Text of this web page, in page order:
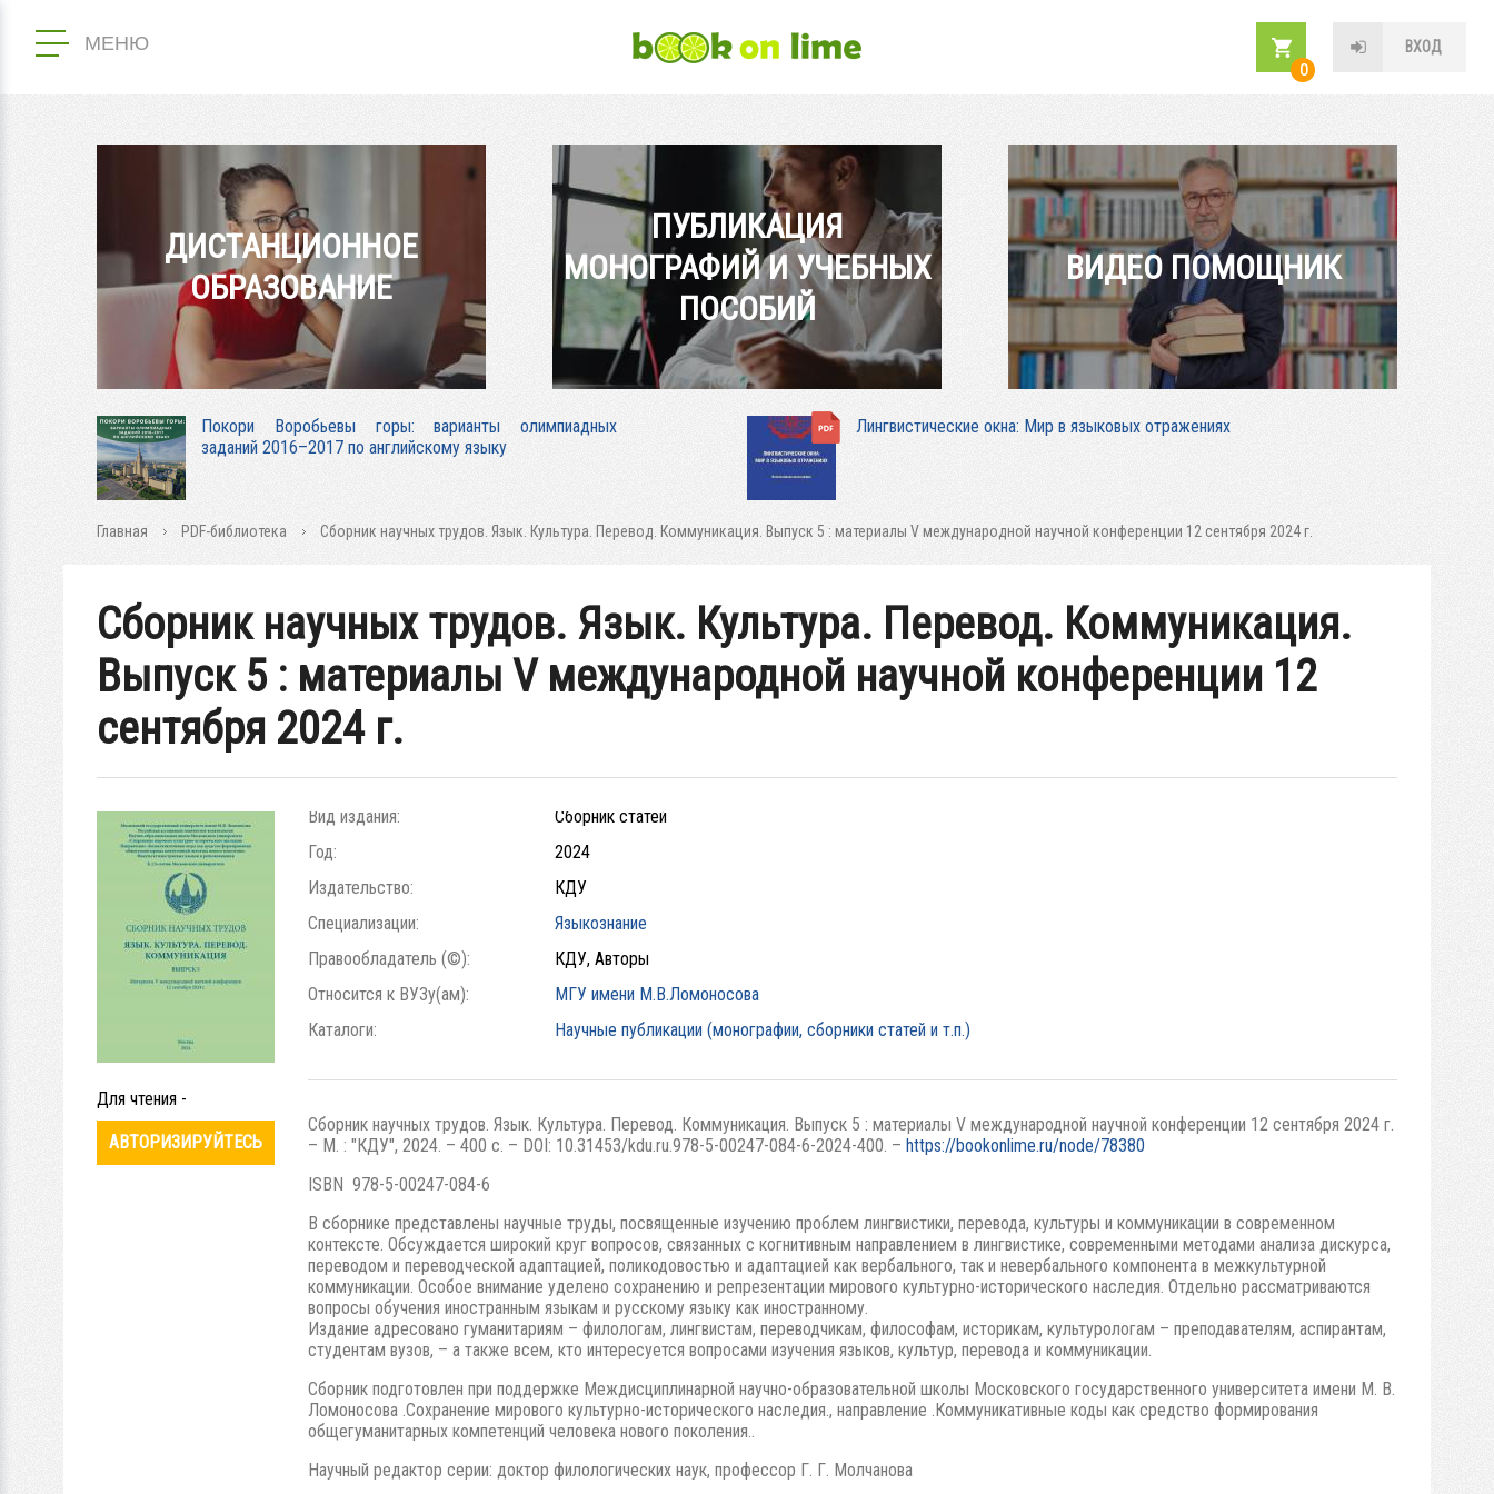
МЕНЮ
ВХОД
0
ДИСТАНЦИОННОЕ
ОБРАЗОВАНИЕ
ПУБЛИКАЦИЯ
МОНОГРАФИЙ И УЧЕБНЫХ
ПОСОБИЙ
ВИДЕО ПОМОЩНИК
Покори Воробьевы горы: варианты олимпиадных
заданий 2016–2017 по английскому языку
Лингвистические окна: Мир в языковых отражениях
Главная PDF-библиотека Сборник научных трудов. Язык. Культура. Перевод. Коммуникация. Выпуск 5 : материалы V международной научной конференции 12 сентября 2024 г.
Сборник научных трудов. Язык. Культура. Перевод. Коммуникация.
Выпуск 5 : материалы V международной научной конференции 12
сентября 2024 г.
Для чтения -
АВТОРИЗИРУЙТЕСЬ
Вид издания:
Сборник статей
Год:
2024
Издательство:
КДУ
Специализации:
Языкознание
Правообладатель (©):
КДУ, Авторы
Относится к ВУЗу(ам):
МГУ имени М.В.Ломоносова
Каталоги:
Научные публикации (монографии, сборники статей и т.п.)
Сборник научных трудов. Язык. Культура. Перевод. Коммуникация. Выпуск 5 : материалы V международной научной конференции 12 сентября 2024 г.
– М. : "КДУ", 2024. – 400 с. – DOI: 10.31453/kdu.ru.978-5-00247-084-6-2024-400. – https://bookonlime.ru/node/78380
ISBN 978-5-00247-084-6
В сборнике представлены научные труды, посвященные изучению проблем лингвистики, перевода, культуры и коммуникации в современном
контексте. Обсуждается широкий круг вопросов, связанных с когнитивным направлением в лингвистике, современными методами анализа дискурса,
переводом и переводческой адаптацией, поликодовостью и адаптацией как вербального, так и невербального компонента в межкультурной
коммуникации. Особое внимание уделено сохранению и репрезентации мирового культурно-исторического наследия. Отдельно рассматриваются
вопросы обучения иностранным языкам и русскому языку как иностранному.
Издание адресовано гуманитариям – филологам, лингвистам, переводчикам, философам, историкам, культурологам – преподавателям, аспирантам,
студентам вузов, – а также всем, кто интересуется вопросами изучения языков, культур, перевода и коммуникации.
Сборник подготовлен при поддержке Междисциплинарной научно-образовательной школы Московского государственного университета имени М. В.
Ломоносова .Сохранение мирового культурно-исторического наследия., направление .Коммуникативные коды как средство формирования
общегуманитарных компетенций человека нового поколения..
Научный редактор серии: доктор филологических наук, профессор Г. Г. Молчанова